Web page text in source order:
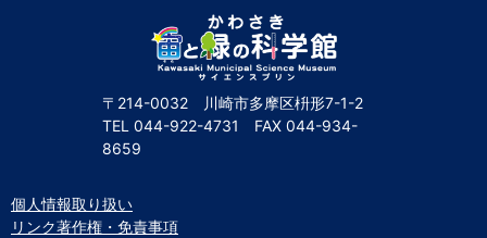
〒214-0032 川崎市多摩区枡形7-1-2
TEL 044-922-4731 FAX 044-934-
8659
個人情報取り扱い
リンク著作権・免責事項